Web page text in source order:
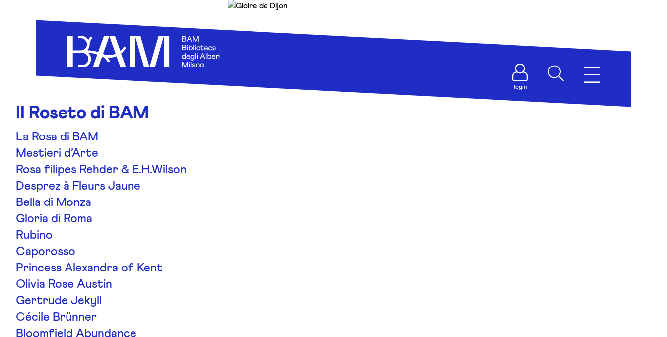
login
Il Roseto di BAM
La Rosa di BAM
Mestieri d’Arte
Rosa filipes Rehder & E.H.Wilson
Desprez à Fleurs Jaune
Bella di Monza
Gloria di Roma
Rubino
Caporosso
Princess Alexandra of Kent
Olivia Rose Austin
Gertrude Jekyll
Cécile Brünner
Bloomfield Abundance